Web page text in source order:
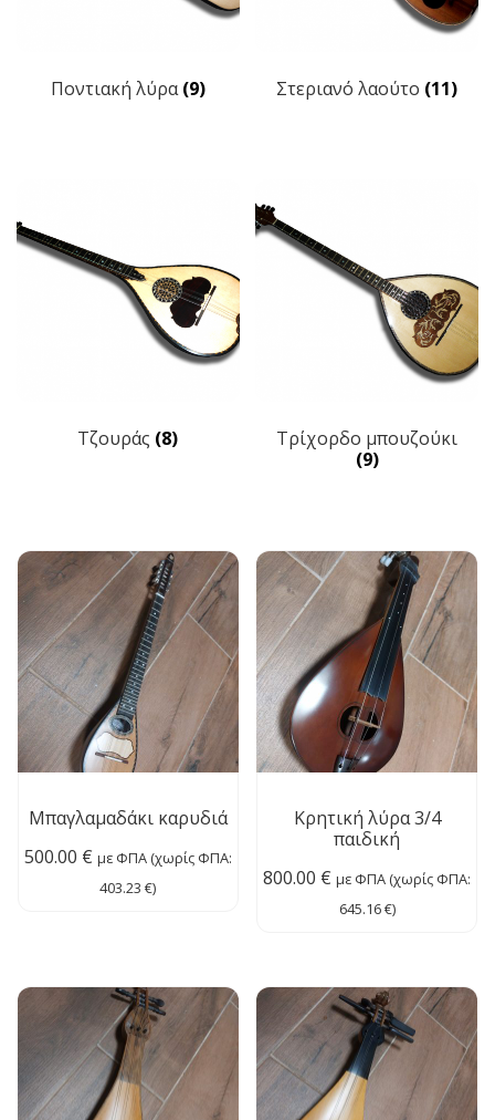
Ποντιακή λύρα(9) Στεριανό λαούτο (11)
Τζουράς (8)
Τρίχορδο μπουζούκι
(9)
Μπαγλαμαδάκι καρυδιά
500.00 € με ΦΠΑ (χωρίς ΦΠΑ:
403.23€)
Κρητική λύρα 3/4
παιδική
800.00 € με ΦΠΑ (χωρίς ΦΠΑ:
645.16€)